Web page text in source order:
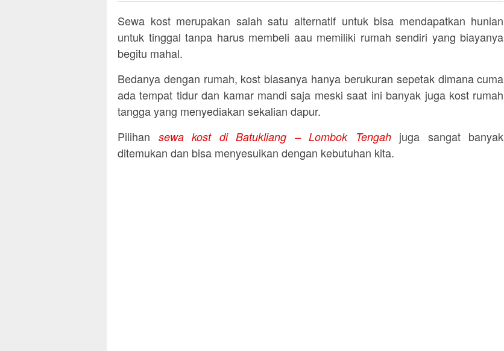
Sewa kost merupakan salah satu alternatif untuk bisa mendapatkan hunian
untuk tinggal tanpa harus membeli aau memiliki rumah sendiri yang biayanya
begitu mahal.
Bedanya dengan rumah, kost biasanya hanya berukuran sepetak dimana cuma
ada tempat tidur dan kamar mandi saja meski saat ini banyak juga kost rumah
tangga yang menyediakan sekalian dapur.
Pilihan sewa kost di Batukliang – Lombok Tengahjuga sangat banyak
ditemukan dan bisa menyesuikan dengan kebutuhan kita.